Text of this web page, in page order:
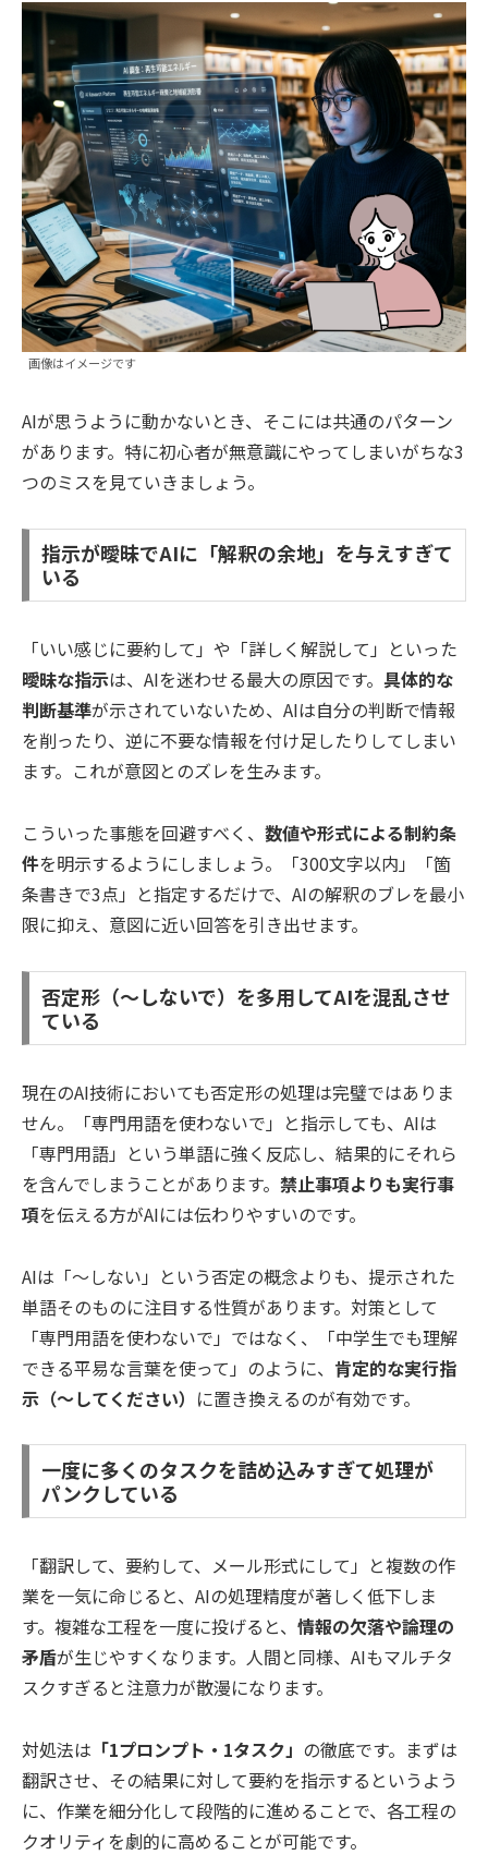
画像はイメージです
AIが思うように動かないとき、そこには共通のパターン
があります。特に初心者が無意識にやってしまいがちな3
つのミスを見ていきましょう。
指示が曖昧でAIに「解釈の余地」を与えすぎて
いる
「いい感じに要約して」や「詳しく解説して」といった
曖昧な指示は、AIを迷わせる最大の原因です。 具体的な
判断基準が示されていないため、AIは自分の判断で情報
を削ったり、逆に不要な情報を付け足したりしてしまい
ます。これが意図とのズレを生みます。
こういった事態を回避すべく、 数値や形式による制約条
件を明示するようにしましょう。「300文字以内」「箇
条書きで3点」と指定するだけで、AIの解釈のブレを最小
限に抑え、意図に近い回答を引き出せます。
否定形（～しないで）を多用してAIを混乱させ
ている
現在のAI技術においても否定形の処理は完璧ではありま
せん。「専門用語を使わないで」と指示しても、AIは
「専門用語」という単語に強く反応し、結果的にそれら
を含んでしまうことがあります。 禁止事項よりも実行事
項を伝える方がAIには伝わりやすいのです。
AIは「～しない」という否定の概念よりも、提示された
単語そのものに注目する性質があります。対策として
「専門用語を使わないで」ではなく、「中学生でも理解
できる平易な言葉を使って」のように、 肯定的な実行指
示（～してください） に置き換えるのが有効です。
一度に多くのタスクを詰め込みすぎて処理が
パンクしている
「翻訳して、要約して、メール形式にして」と複数の作
業を一気に命じると、AIの処理精度が著しく低下しま
す。複雑な工程を一度に投げると、 情報の欠落や論理の
矛盾が生じやすくなります。人間と同様、AIもマルチタ
スクすぎると注意力が散漫になります。
対処法は 「1プロンプト・1タスク」 の徹底です。まずは
翻訳させ、その結果に対して要約を指示するというよう
に、作業を細分化して段階的に進めることで、各工程の
クオリティを劇的に高めることが可能です。